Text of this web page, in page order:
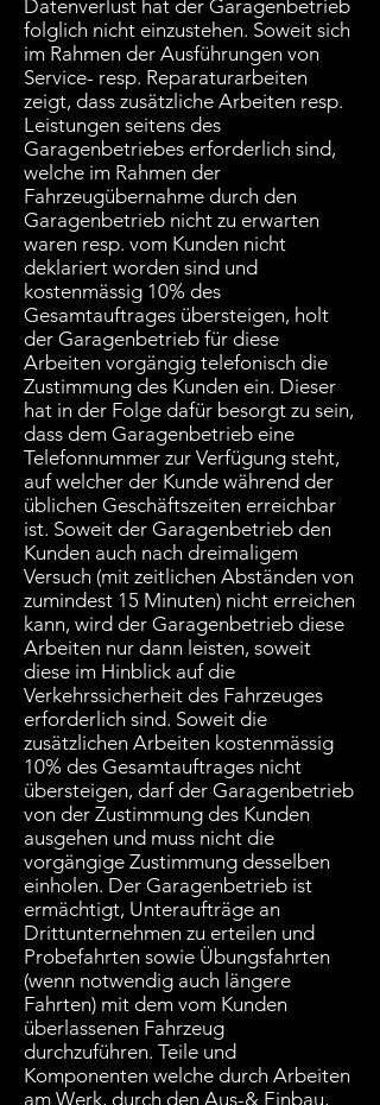
Datenverlust hat der Garagenbetrieb
folglich nicht einzustehen. Soweit sich
im Rahmen der Ausführungen von
Service- resp. Reparaturarbeiten
zeigt, dass zusätzliche Arbeiten resp.
Leistungen seitens des
Garagenbetriebes erforderlich sind,
welche im Rahmen der
Fahrzeugübernahme durch den
Garagenbetrieb nicht zu erwarten
waren resp. vom Kunden nicht
deklariert worden sind und
kostenmässig 10% des
Gesamtauftrages übersteigen, holt
der Garagenbetrieb für diese
Arbeiten vorgängig telefonisch die
Zustimmung des Kunden ein. Dieser
hat in der Folge dafür besorgt zu sein,
dass dem Garagenbetrieb eine
Telefonnummer zur Verfügung steht,
auf welcher der Kunde während der
üblichen Geschäftszeiten erreichbar
ist. Soweit der Garagenbetrieb den
Kunden auch nach dreimaligem
Versuch (mit zeitlichen Abständen von
zumindest 15 Minuten) nicht erreichen
kann, wird der Garagenbetrieb diese
Arbeiten nur dann leisten, soweit
diese im Hinblick auf die
Verkehrssicherheit des Fahrzeuges
erforderlich sind. Soweit die
zusätzlichen Arbeiten kostenmässig
10% des Gesamtauftrages nicht
übersteigen, darf der Garagenbetrieb
von der Zustimmung des Kunden
ausgehen und muss nicht die
vorgängige Zustimmung desselben
einholen. Der Garagenbetrieb ist
ermächtigt, Unteraufträge an
Drittunternehmen zu erteilen und
Probefahrten sowie Übungsfahrten
(wenn notwendig auch längere
Fahrten) mit dem vom Kunden
überlassenen Fahrzeug
durchzuführen. Teile und
Komponenten welche durch Arbeiten
am Werk, durch den Aus-& Einbau,